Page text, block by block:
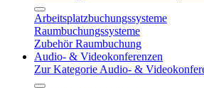
Arbeitsplatzbuchungssysteme
Raumbuchungssysteme
Zubehör Raumbuchung
Audio- & Videokonferenzen
Zur Kategorie Audio- &